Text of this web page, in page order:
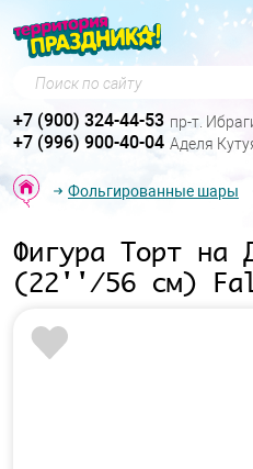
Поиск по сайту
+7 (900) 324-44-53 пр-т.
+7 (996) 900-40-04 Аделя
Фольгированные шары
Фигура Торт на
(22''/56 см)